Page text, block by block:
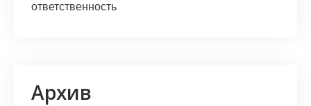
ответственность
Архив